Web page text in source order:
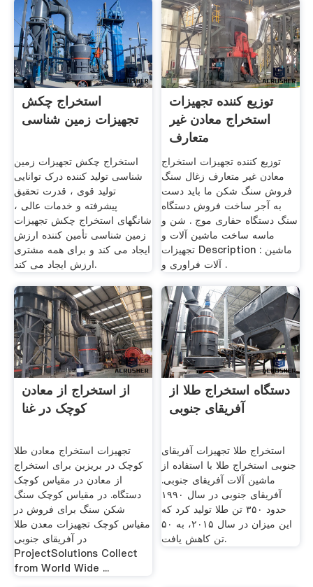
استخراج چکش
تجهیزات زمین شناسی
استخراج چکش تجهیزات زمین
شناسی تولید کننده درک توانایی
تولید قوی ، قدرت تحقیق
پیشرفته و خدمات عالی ،
شانگهای استخراج چکش تجهیزات
زمین شناسی تأمین کننده ارزش
ایجاد می کند و برای همه مشتری
ارزش ایجاد می کند.
توزیع کننده تجهیزات
استخراج معادن غیر
متعارف
توزیع کننده تجهیزات استخراج
معادن غیر متعارف زغال سنگ
فروش سنگ شکن ما باید دست
به آجر ساخت فروش دستگاه
سنگ دستگاه حفاری موج . شن و
ماسه ساخت ماشین آلات و
تجهیزات Description : ماشین
آلات فراوری و .
از استخراج از معادن
کوچک در غنا
تجهیزات استخراج معادن طلا
کوچک در بریزبن برای استخراج
از معادن در مقیاس کوچک
دستگاه. در مقیاس کوچک سنگ
شکن سنگ برای فروش در
مقیاس کوچک تجهیزات معدن طلا
در آفریقای جنوبی
ProjectSolutions Collect
from World Wide ...
دستگاه استخراج طلا از
آفریقای جنوبی
استخراج طلا تجهیزات آفریقای
جنوبی استخراج طلا با استفاده از
ماشین آلات آفریقای جنوبی.
آفریقای جنوبی در سال ۱۹۹۰
حدود ۳۵۰ تن طلا تولید کرد که
این میزان در سال ۲۰۱۵، به ۵۰
تن کاهش یافت.